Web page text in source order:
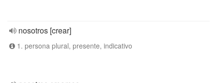
nosotros [crear]
1. persona plural, presente, indicativo